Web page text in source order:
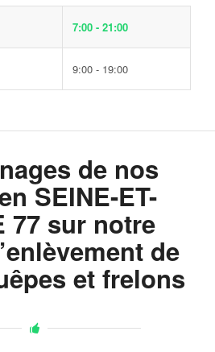
7:00 - 21:00
9:00 - 19:00
de nos
SEINE-ET-
77 sur notre
de
et frelons